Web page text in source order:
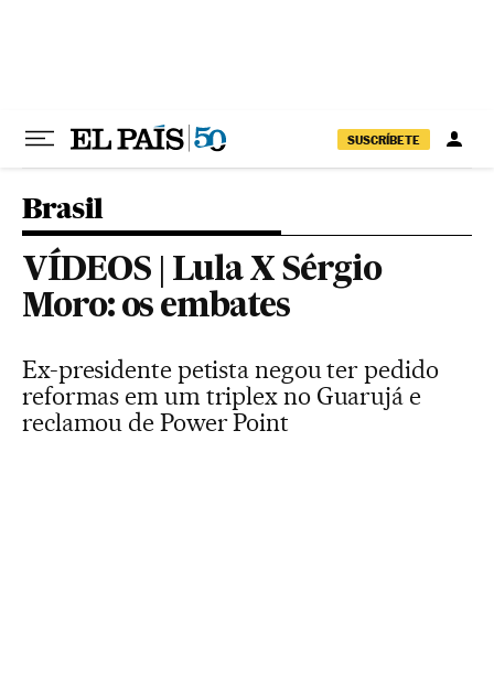
SUSCRÍBETE
Brasil
VÍDEOS | Lula X Sérgio
Moro: os embates
Ex-presidente petista negou ter pedido
reformas em um triplex no Guarujá e
reclamou de Power Point